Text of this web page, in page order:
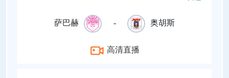
萨巴赫 - 奥胡斯
高清直播